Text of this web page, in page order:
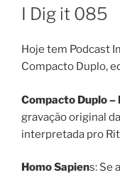
ON
I Dig it 085
Hoje tem Podcast
Compacto Duplo,
Compacto Duplo –
gravação original
interpretada pro
Homo Sapiens: Se